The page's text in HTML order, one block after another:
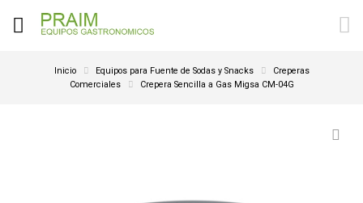
Inicio Equipos para Fuente de Sodas y Snacks
Creperas
Comerciales
Crepera Sencilla a Gas Migsa CM-04G